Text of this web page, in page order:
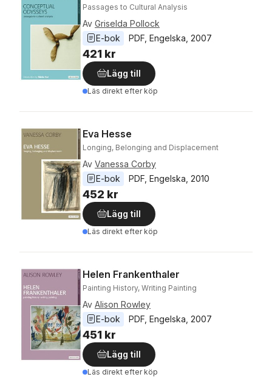
Passages to Cultural Analysis
Av Griselda Pollock
E-bok
PDF Engelska 2007
421 kr
Lägg till
Läs direkt efter köp
Eva Hesse
Longing, Belonging and Displacement
Av Vanessa Corby
E-bok
PDF Engelska 2010
452 kr
Lägg till
Läs direkt efter köp
Helen Frankenthaler
Painting History, Writing Painting
Av Alison Rowley
E-bok
PDF Engelska 2007
451 kr
Lägg till
Läs direkt efter köp